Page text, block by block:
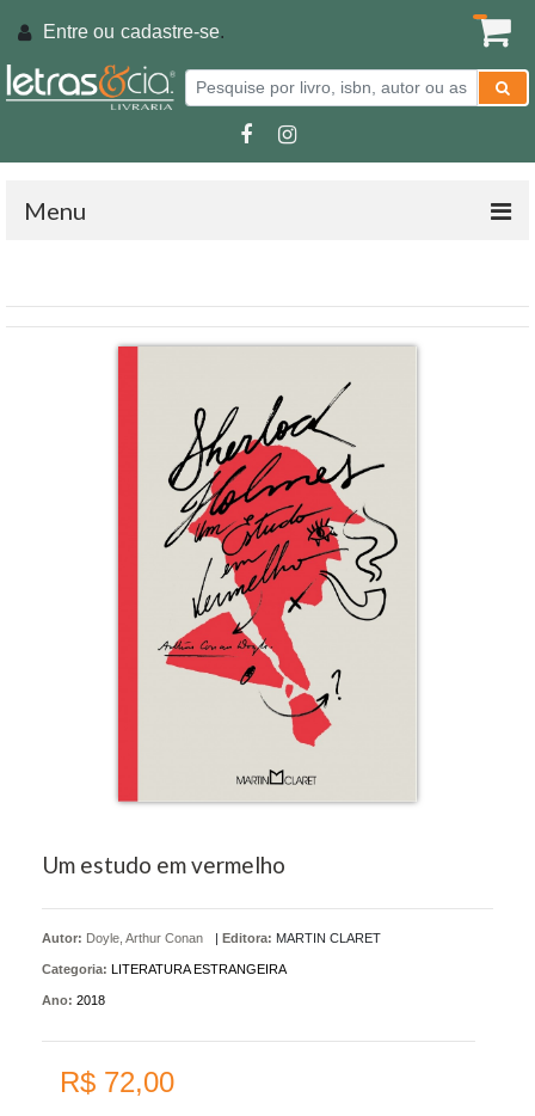
Entre ou cadastre-se.
Menu
Um estudo em vermelho
Autor: Doyle, Arthur Conan | Editora: MARTIN CLARET
Categoria: LITERATURA ESTRANGEIRA
Ano: 2018
R$ 72,00